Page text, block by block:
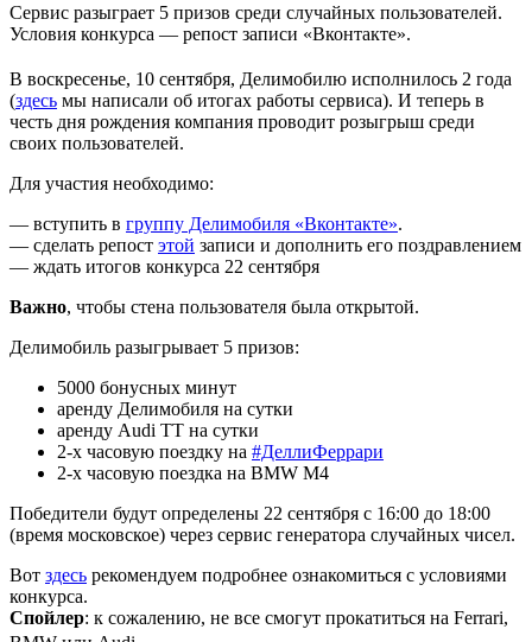
Сервис разыграет 5 призов среди случайных пользователей.
Условия конкурса — репост записи «Вконтакте».
В воскресенье, 10 сентября, Делимобилю исполнилось 2 года
(здесь мы написали об итогах работы сервиса). И теперь в
честь дня рождения компания проводит розыгрыш среди
своих пользователей.
Для участия необходимо:
— вступить в группу Делимобиля «Вконтакте».
— сделать репост этой записи и дополнить его поздравлением
— ждать итогов конкурса 22 сентября
Важно, чтобы стена пользователя была открытой.
Делимобиль разыгрывает 5 призов:
5000 бонусных минут
аренду Делимобиля на сутки
аренду Audi TT на сутки
2-х часовую поездку на #ДеллиФеррари
2-х часовую поездка на BMW M4
Победители будут определены 22 сентября с 16:00 до 18:00
(время московское) через сервис генератора случайных чисел.
Вот здесь рекомендуем подробнее ознакомиться с условиями
конкурса.
Спойлер: к сожалению, не все смогут прокатиться на Ferrari,